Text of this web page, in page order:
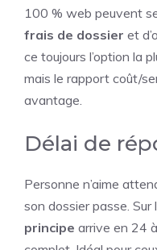
100 % web peuvent
frais de dossier et
ce toujours l’option la
mais le rapport coût/
avantage.
Délai de
Personne n’aime
son dossier passe. Sur
principe arrive en 24